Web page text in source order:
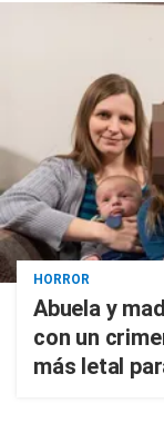
HORROR
Abuela y
con un
más letal